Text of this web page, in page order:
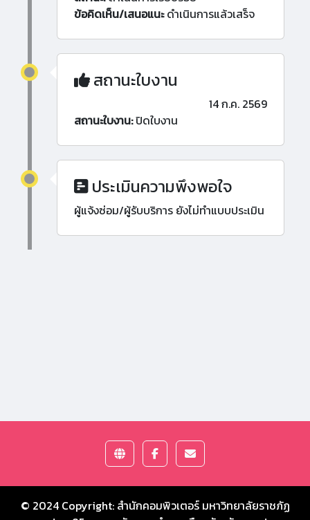
ข้อคิดเห็น/เสนอแนะดำเนินการแล้วเสร็จ
สถานะใบงาน
14 ก.ค. 2569
สถานะใบงาน:ปิดใบงาน
ประเมินความพึงพอใจ
ผู้แจ้งซ่อม/ผู้รับบริการ ยังไม่ทำแบบประเมิน
© 2024 Copyright: สำนักคอมพิวเตอร์ มหาวิทยาลัยราชภัฏ